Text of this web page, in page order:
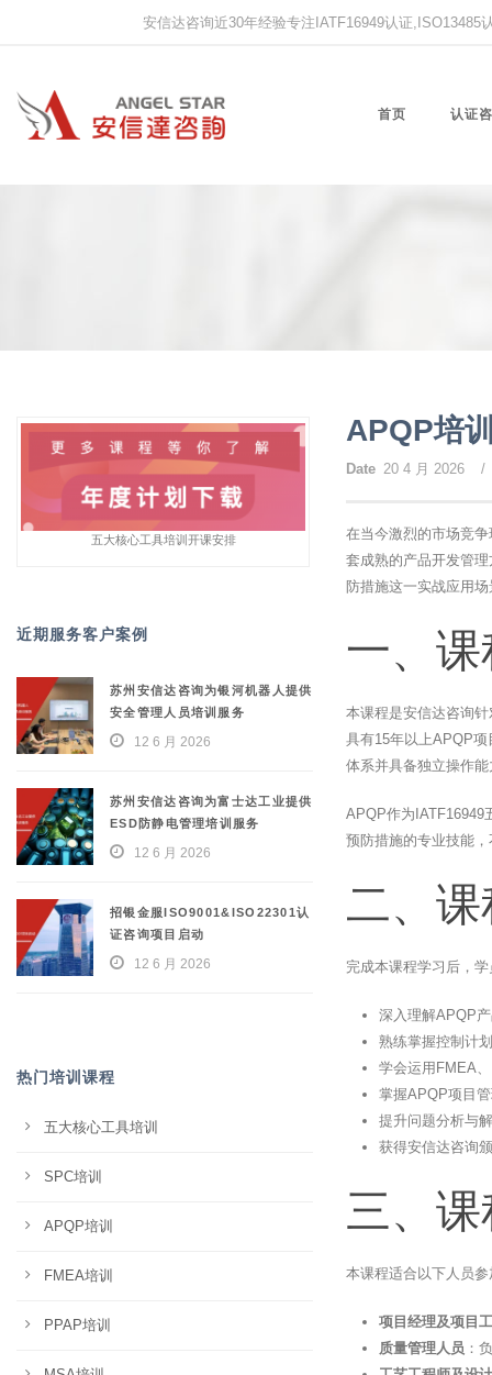
安信达咨询近30年经验专注IATF16949认证
首页 认证
APQP培
Date 20 4 月 2026 /
在当今激烈的市场竞
套成熟的产品开发管
防措施这一实战应用
一、
本课程是安信达咨询
具有15年以上APQP
体系并具备独立操作能
APQP作为
预防措施的专业技能
二、
完成本课程学习后，
深入理解APQP
熟练掌握控制计
学会运用FMEA
掌握APQP项目
提升问题分析与
获得安信达咨询
三、
本课程适合以下人员参
项目经理及项目
质量管理人员 ：
五大核心工具培训开课安排
近期服务客户案例
苏州安信达咨询为银河机器人提供
安全管理人员培训服务
12 6 月 2026
苏州安信达咨询为富士达工业提供
ESD防静电管理培训服务
12 6 月 2026
招银金服ISO9001&ISO22301认
证咨询项目启动
12 6 月 2026
热门培训课程
五大核心工具培训
SPC培训
APQP培训
FMEA培训
PPAP培训